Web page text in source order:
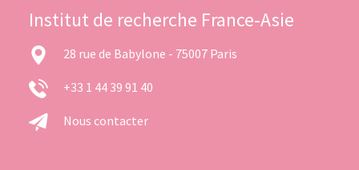
Institut de recherche France-Asie
28 rue de Babylone - 75007 Paris
+33 1 44 39 91 40
Nous contacter